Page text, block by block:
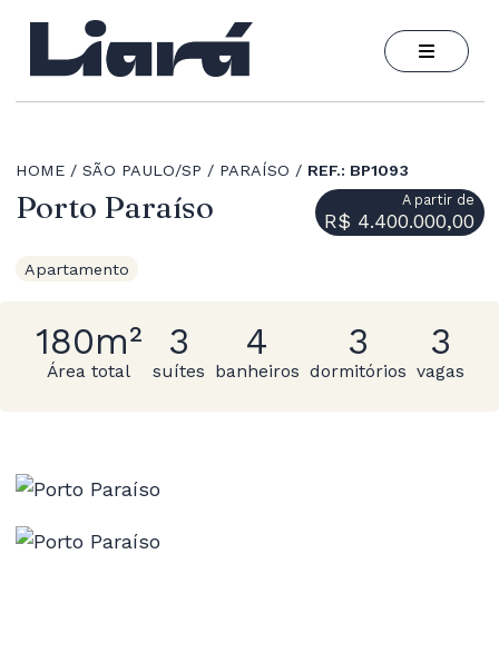
HOME SÃO PAULO/SP PARAÍSO REF.: BP1093
Porto Paraíso A partir de
R$ 4.400.000,00
Apartamento
180m²
Área total
3
suítes
4
banheiros
3
dormitórios
3
vagas